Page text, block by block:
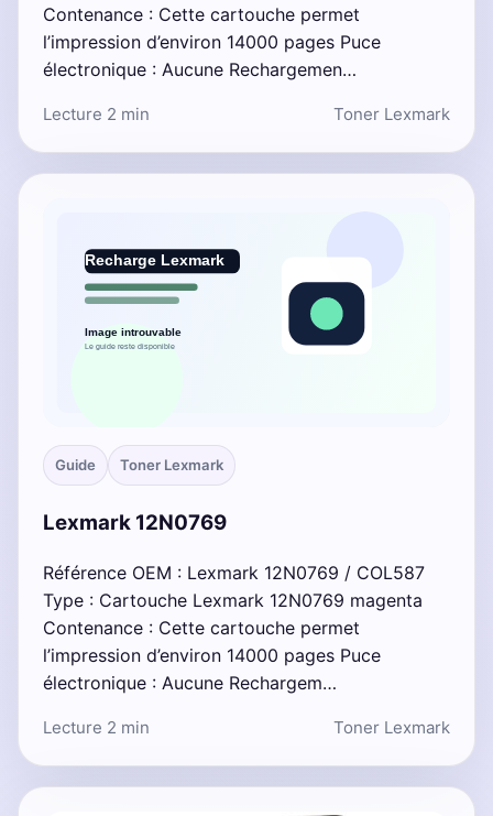
Contenance : Cette cartouche permet
l’impression d’environ 14000 pages Puce
électronique : Aucune Rechargemen…
Lecture 2 min Toner Lexmark
Guide Toner Lexmark
Lexmark 12N0769
Référence OEM : Lexmark 12N0769 / COL587
Type : Cartouche Lexmark 12N0769 magenta
Contenance : Cette cartouche permet
l’impression d’environ 14000 pages Puce
électronique : Aucune Rechargem…
Lecture 2 min Toner Lexmark